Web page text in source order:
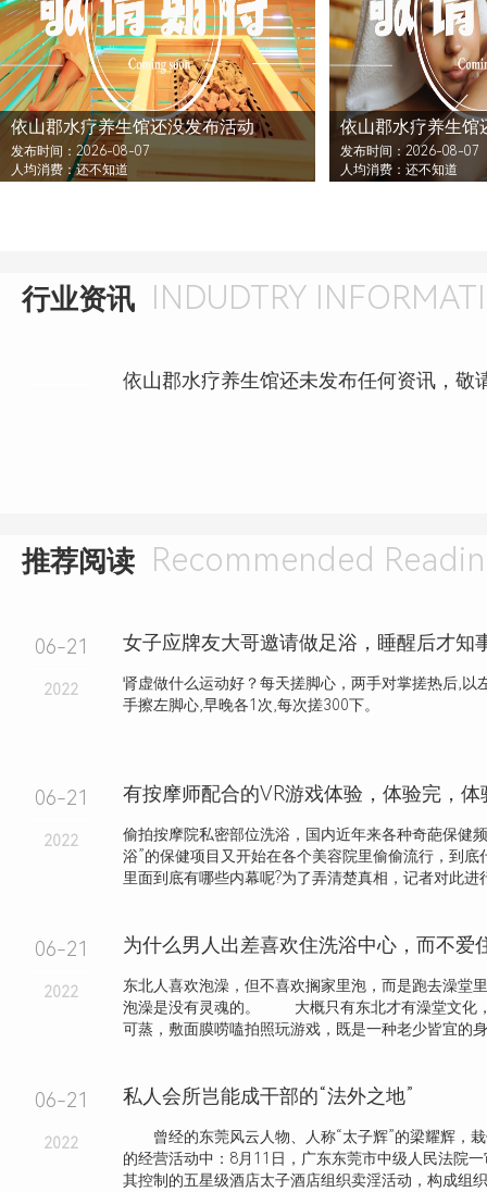
依山郡水疗养生馆还没发布活动
发布时间：2026-08-07
人均消费：还不知道
依山郡水疗养生馆
发布时间：2026-08-07
人均消费：还不知道
行业资讯 INDUDTRY
依山郡水疗养生馆还未发布任何资讯，敬
推荐阅读 Recommended
06-21
2022
肾虚做什么运动好？每天搓脚心，两手对掌搓热后,以
手擦左脚心,早晚各1次,每次搓300下。
06-21
2022
有按摩师配合的VR游戏体验，体验完，体
偷拍按摩院私密部位洗浴，国内近年来各种奇葩保健
浴”的保健项目又开始在各个美容院里偷偷流行，到底
里面到底有哪些内幕呢?为了弄清楚真相，记者对此进
06-21
2022
东北人喜欢泡澡，但不喜欢搁家里泡，而是跑去澡堂
泡澡是没有灵魂的。 大概只有东北才有澡堂文化
可蒸，敷面膜唠嗑拍照玩游戏，既是一种老少皆宜的
06-21
2022
私人会所岂能成干部的“法外之地”
曾经的东莞风云人物、人称“太子辉”的梁耀辉，栽
的经营活动中：8月11日，广东东莞市中级人民法院
其控制的五星级酒店太子酒店组织卖淫活动，构成组